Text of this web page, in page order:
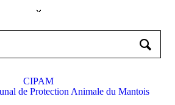
CIPAM
de Protection Animale du Mantois